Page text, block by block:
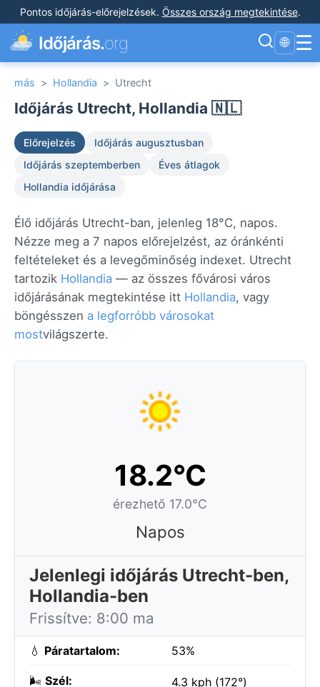
Pontos időjárás-előrejelzések. Összes ország megtekintése.
Időjárás.org 🌐 ☰
más > Hollandia > Utrecht
Időjárás Utrecht, Hollandia 🇳🇱
Előrejelzés
Időjárás augusztusban
Időjárás szeptemberben
Éves átlagok
Hollandia időjárása
Élő időjárás Utrecht-ban, jelenleg 18°C, napos.
Nézze meg a 7 napos előrejelzést, az óránkénti
feltételeket és a levegőminőség indexet. Utrecht
tartozik Hollandia — az összes fővárosi város
időjárásának megtekintése itt Hollandia, vagy
böngésszen a legforróbb városokat
mostvilágszerte.
18.2°C
érezhető 17.0°C
Napos
Jelenlegi időjárás Utrecht-ben,
Hollandia-ben
Frissítve: 8:00 ma
💧 Páratartalom: 53%
🌬️ Szél: 4.3 kph (172°)